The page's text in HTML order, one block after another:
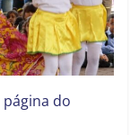
página do